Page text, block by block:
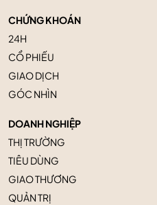
CHỨNG KHOÁN
24H
CỔ PHIẾU
GIAO DỊCH
GÓC NHÌN
DOANH NGHIỆP
THỊ TRƯỜNG
TIÊU DÙNG
GIAO THƯƠNG
QUẢN TRỊ